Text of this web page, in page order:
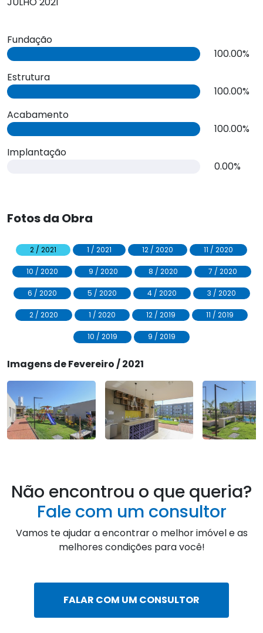
Fundação
100.00%
Estrutura
100.00%
Acabamento
100.00%
Implantação
0.00%
Fotos da Obra
2 / 2021 1 / 2021 12 / 2020 11 / 2020
10 / 2020 9 / 2020 8 / 2020 7 / 2020
6 / 2020 5 / 2020 4 / 2020 3 / 2020
2 / 2020 1 / 2020 12 / 2019 11 / 2019
10 / 2019 9 / 2019
Imagens de Fevereiro / 2021
Não encontrou o que queria?
Fale com um consultor
Vamos te ajudar a encontrar o melhor imóvel e as
melhores condições para você!
FALAR COM UM CONSULTOR